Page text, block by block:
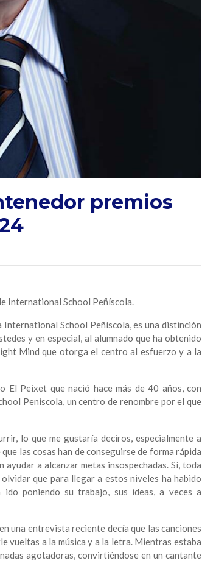
premios
International School Peñíscola.
School Peñíscola, es una distinción
y en especial, al alumnado que ha obtenido
Mind que otorga el centro al esfuerzo y a la
Peixet que nació hace más de 40 años, con
Peniscola, un centro de renombre por el que
lo que me gustaría deciros, especialmente a
las cosas han de conseguirse de forma rápida
a alcanzar metas insospechadas. Sí, toda
que para llegar a estos niveles ha habido
ido poniendo su trabajo, sus ideas, a veces a
una entrevista reciente decía que las canciones
vueltas a la música y a la letra. Mientras estaba
agotadoras, convirtiéndose en un cantante